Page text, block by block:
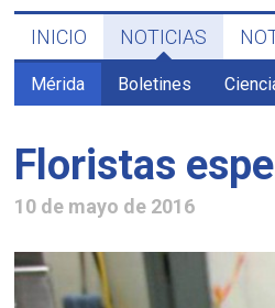
INICIO NOTICIAS
Mérida Boletines
Floristas
10 de mayo de 2016